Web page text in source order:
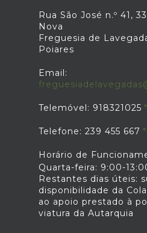
Rua São José n.º 41,
Nova
Freguesia de
Poiares
Email:
Telemóvel: 918321025
Telefone: 239 455 667
Horário de
Quarta-feira: 9:00-
Restantes dias úteis:
disponibilidade da
ao apoio prestado à
viatura da Autarquia